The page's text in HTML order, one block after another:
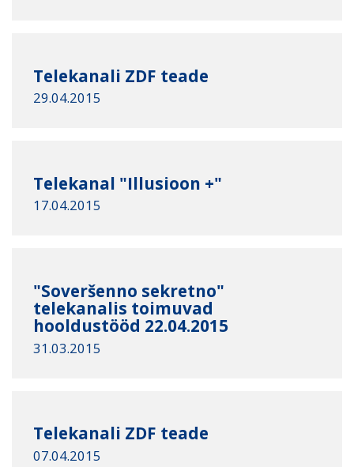
Telekanali ZDF teade
29.04.2015
Telekanal "Illusioon +"
17.04.2015
"Soveršenno sekretno"
telekanalis toimuvad
hooldustööd 22.04.2015
31.03.2015
Telekanali ZDF teade
07.04.2015